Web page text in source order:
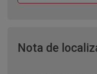
Nota de